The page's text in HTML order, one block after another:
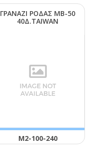
ΓΡΑΝΑΖΙ ΡΟΔΑΣ ΜΒ-50
40Δ.ΤΑΙWΑΝ
Μ2-100-240